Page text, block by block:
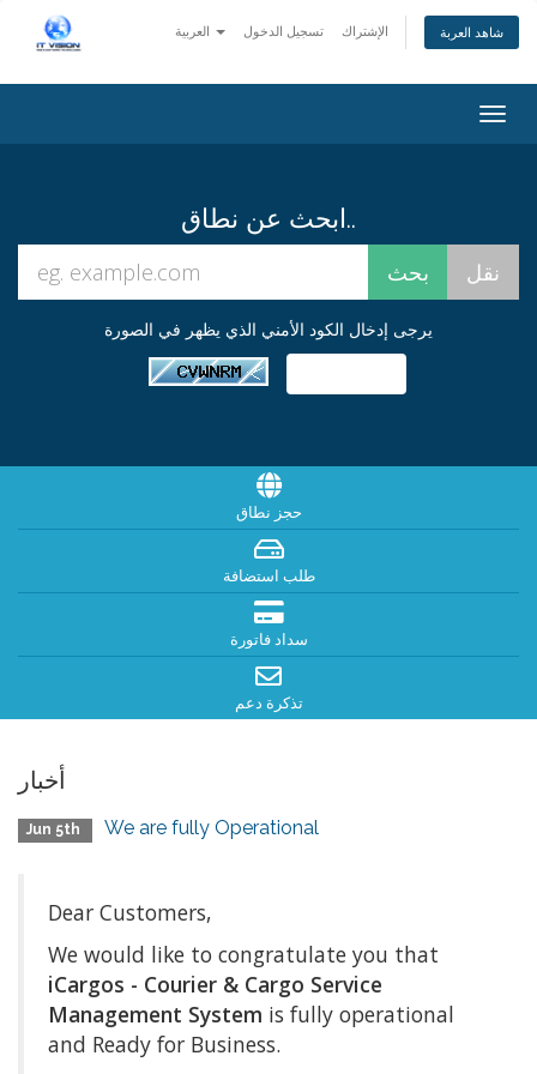
تسجيل الدخول الإشتراك شاهد العربة
ابحث عن نطاق..
يرجى إدخال الكود الأمني الذي يظهر في الصورة
حجز نطاق
طلب استضافة
سداد فاتورة
تذكرة دعم
أخبار
Jun 5th We are fully Operational
Dear Customers,
We would like to congratulate you that
iCargos - Courier & Cargo Service
Management System is fully operational
and Ready for Business.